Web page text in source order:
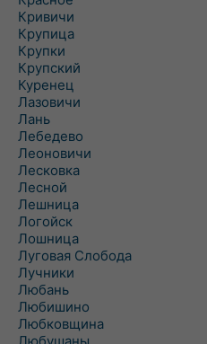
Кривичи
Крупица
Крупки
Крупский
Куренец
Лазовичи
Лань
Лебедево
Леоновичи
Лесковка
Лесной
Лешница
Логойск
Лошница
Луговая Слобода
Лучники
Любань
Любишино
Любковщина